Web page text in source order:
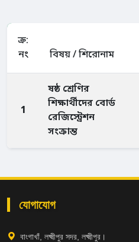
ক্র:
নং
বিষয় / শিরোনাম
1
ষষ্ঠ শ্রেণির
শিক্ষার্থীদের বোর্ড
রেজিস্ট্রেশন
সংক্রান্ত
যোগাযোগ
বাংগাখাঁ, লক্ষ্মীপুর সদর, লক্ষ্মীপুর।